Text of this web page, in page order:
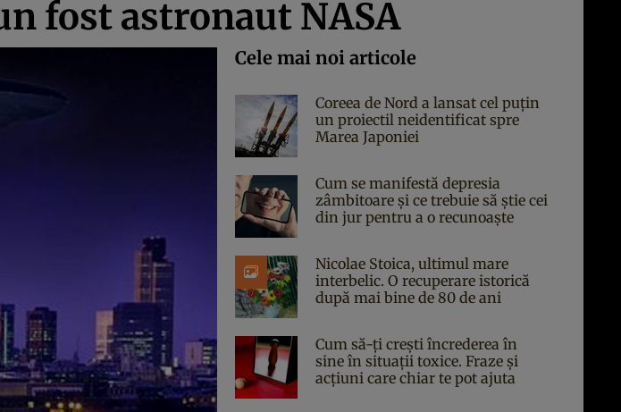
fost astronaut NASA
Cele mai noi articole
Coreea de Nord a lansat cel puțin
un proiectil neidentificat spre
Marea Japoniei
Cum se manifestă depresia
zâmbitoare și ce trebuie să știe cei
din jur pentru a o recunoaște
Nicolae Stoica, ultimul mare
interbelic. O recuperare istorică
după mai bine de 80 de ani
Cum să-ți crești încrederea în
sine în situații toxice. Fraze și
acțiuni care chiar te pot ajuta